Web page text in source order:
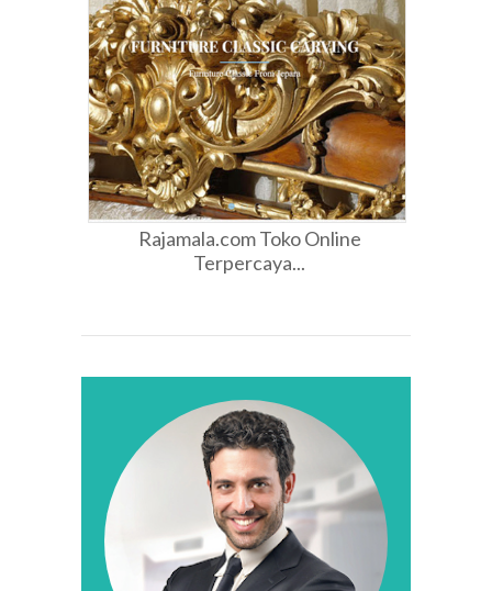
Rajamala.com Toko Online
Terpercaya...